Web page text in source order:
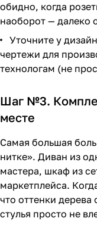
обидно, когда
наоборот — далеко
Уточните у
чертежи для
технологам (не
Шаг №3.
месте
Самая большая
нитке». Диван из
мастера, шкаф из
маркетплейса.
что оттенки дерева
стулья просто не